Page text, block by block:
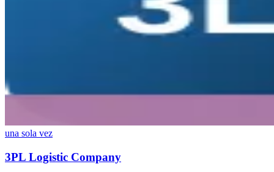
una sola vez
3PL Logistic Company